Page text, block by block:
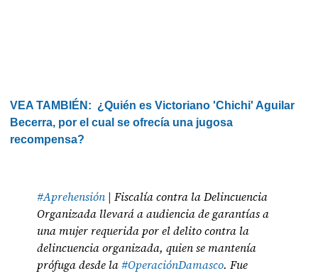
VEA TAMBIÉN: ¿Quién es Victoriano 'Chichi' Aguilar
Becerra, por el cual se ofrecía una jugosa
recompensa?
#Aprehensión | Fiscalía contra la Delincuencia
Organizada llevará a audiencia de garantías a
una mujer requerida por el delito contra la
delincuencia organizada, quien se mantenía
prófuga desde la#OperaciónDamasco. Fue